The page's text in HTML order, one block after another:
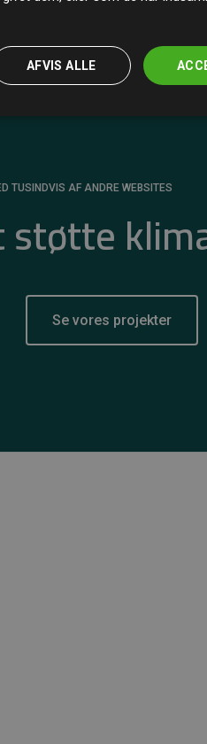
TUSINDVIS AF ANDRE WEBSITES
støtte
Se vores projekter
AFVIS ALLE